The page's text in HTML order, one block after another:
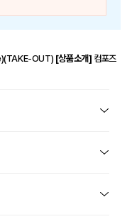
OUT) [상품소개] 컴포즈